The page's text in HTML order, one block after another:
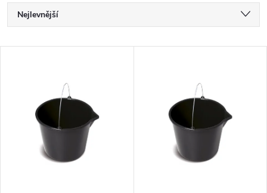
Ř
a
Nejlevnější